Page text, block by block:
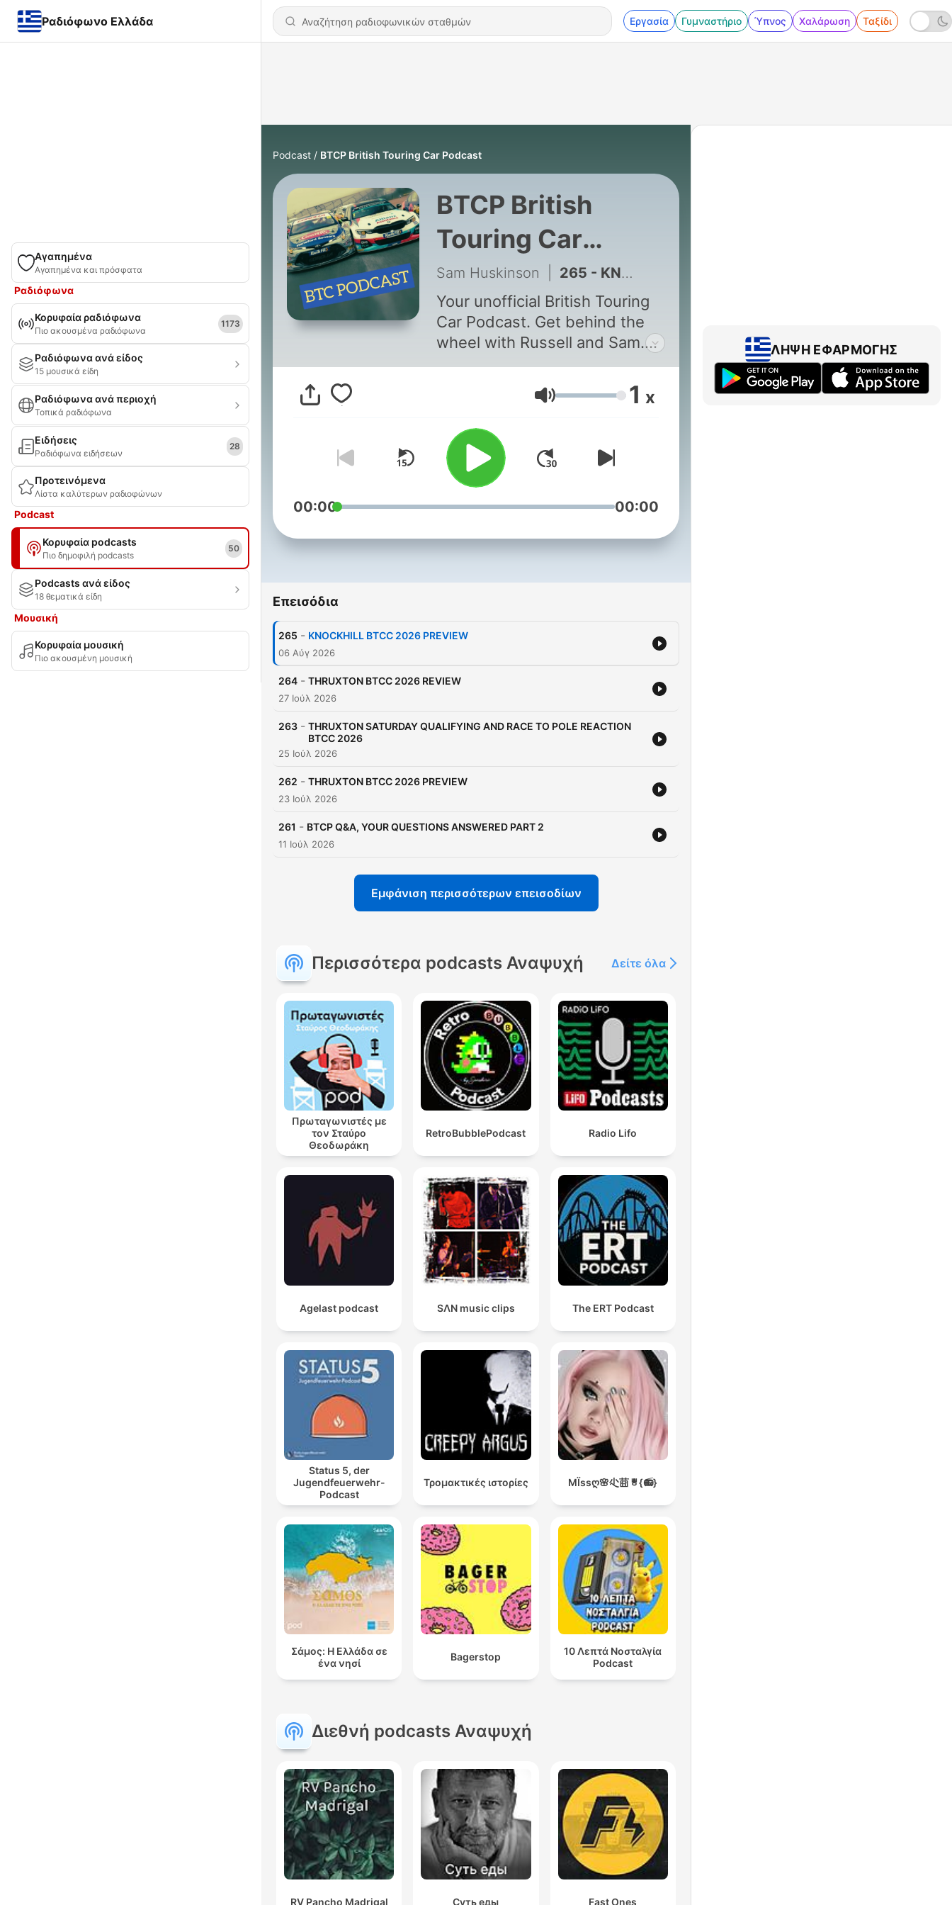
Ραδιόφωνο Ελλάδα Εργασία Γυμναστήριο Ύπνος Χαλάρωση Ταξίδι
Αγαπημένα
Αγαπημένα και πρόσφατα
Ραδιόφωνα
Κορυφαία ραδιόφωνα
Πιο ακουσμένα ραδιόφωνα
1173
Ραδιόφωνα ανά είδος
15 μουσικά είδη
Ραδιόφωνα ανά περιοχή
Τοπικά ραδιόφωνα
Ειδήσεις
Ραδιόφωνα ειδήσεων
28
Προτεινόμενα
Λίστα καλύτερων ραδιοφώνων
Podcast
Κορυφαία podcasts
Πιο δημοφιλή podcasts
50
Podcasts ανά είδος
18 θεματικά είδη
Μουσική
Κορυφαία μουσική
Πιο ακουσμένη μουσική
Podcast BTCP British Touring Car Podcast
BTCP British
Touring Car
Podcast
Sam Huskinson 265 - KNOCKHILL BTCC 2026 PREVIEW
Your unofficial British Touring
Car Podcast. Get behind the
wheel with Russell and Sam.
Follow all of the BTCC action,
reviews, views and news
https://www.youtube.com/channel/UCKkOKKVgVkZvCY7OdhffpLA
Facebook -
https://www.facebook.com/TouringCarPod/?
view_public_for=840744879602017
Instagram -
https://www.instagram.com/btcc_pod/?
hl=en Twitter -
Ένταση 1 x
00:00 00:00
Επεισόδια
265 - KNOCKHILL BTCC 2026 PREVIEW
06 Αύγ 2026
264 - THRUXTON BTCC 2026 REVIEW
27 Ιούλ 2026
263 - THRUXTON SATURDAY QUALIFYING AND RACE TO POLE REACTION
BTCC 2026
25 Ιούλ 2026
262 - THRUXTON BTCC 2026 PREVIEW
23 Ιούλ 2026
261 - BTCP Q&A, YOUR QUESTIONS ANSWERED PART 2
11 Ιούλ 2026
Εμφάνιση περισσότερων επεισοδίων
Περισσότερα podcasts Αναψυχή Δείτε όλα
Πρωταγωνιστές με
τον Σταύρο
Θεοδωράκη
RetroBubblePodcast Radio Lifo
Agelast podcast SΛN music clips The ERT Podcast
Status 5, der
Jugendfeuerwehr-
Podcast
Τρομακτικές ιστορίες ΜÏssღ🌸尐莔ㅹ{📻}
Σάμος: Η Ελλάδα σε
ένα νησί
Bagerstop
10 Λεπτά Νοσταλγία
Podcast
Διεθνή podcasts Αναψυχή
RV Pancho Madrigal Суть еды Fast Ones
ΛΉΨΗ ΕΦΑΡΜΟΓΉΣ